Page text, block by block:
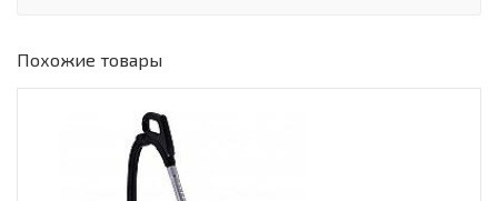
Похожие товары